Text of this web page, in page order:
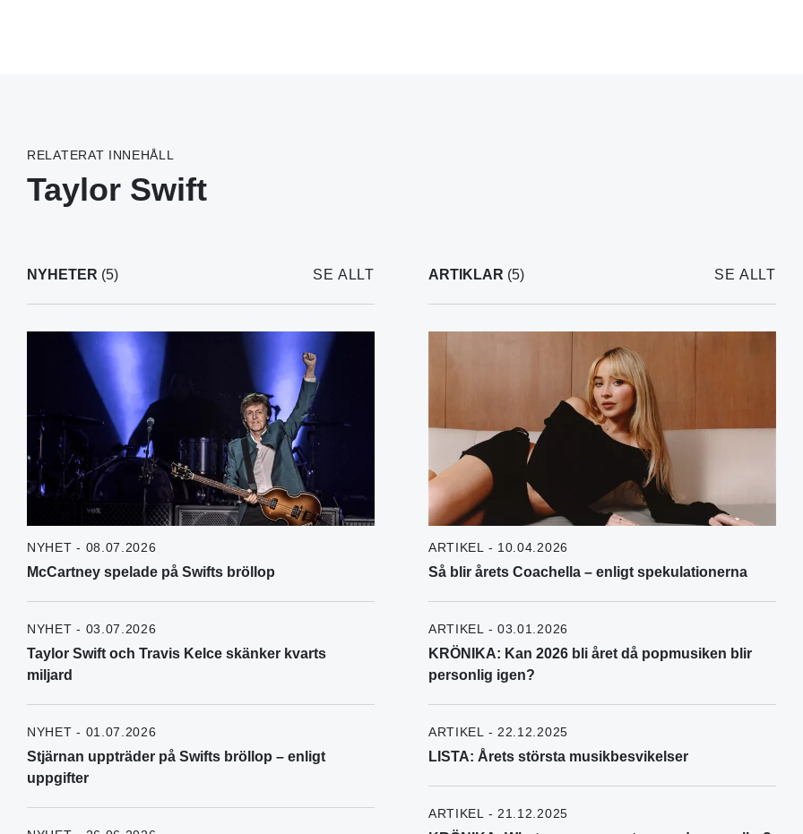
RELATERAT INNEHÅLL
Taylor Swift
NYHETER (5) SE ALLT
NYHET - 08.07.2026
McCartney spelade på Swifts bröllop
NYHET - 03.07.2026
Taylor Swift och Travis Kelce skänker kvarts
miljard
NYHET - 01.07.2026
Stjärnan uppträder på Swifts bröllop – enligt
uppgifter
ARTIKLAR (5) SE ALLT
ARTIKEL - 10.04.2026
Så blir årets Coachella – enligt spekulationerna
ARTIKEL - 03.01.2026
KRÖNIKA: Kan 2026 bli året då popmusiken blir
personlig igen?
ARTIKEL - 22.12.2025
LISTA: Årets största musikbesvikelser
ARTIKEL - 21.12.2025